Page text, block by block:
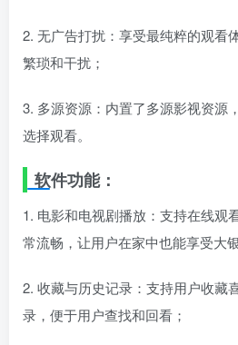
2. 无广告打扰：享受最纯粹的观看
繁琐和干扰；
3. 多源资源：内置了多源影视资源
选择观看。
软件功能：
1. 电影和电视剧播放：支持在线观
常流畅，让用户在家中也能享受大
2. 收藏与历史记录：支持用户收藏
录，便于用户查找和回看；